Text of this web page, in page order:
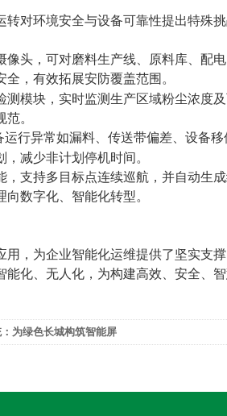
对环境安全与设备可靠性提出特殊
头，可对磨料生产线、原料库、配
，有效拓展安防覆盖范围。
模块，实时监测生产区域粉尘浓度
。
行异常如漏料、传送带偏差、设备移
减少非计划停机时间。
支持多目标点连续巡航，并自动生
数字化、智能化转型。
，为企业智能化运维提供了坚实支
化、无人化，为构建高效、安全、
为绿色长城构筑智能屏